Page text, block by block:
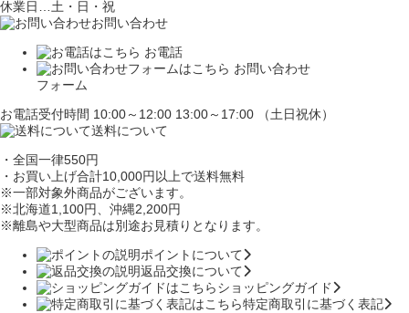
休業日…土・日・祝
お問い合わせ
お電話
お問い合わせ
フォーム
お電話受付時間 10:00～12:00 13:00～17:00 （土日祝休）
送料について
・全国一律550円
・お買い上げ合計10,000円以上で送料無料
※一部対象外商品がございます。
※北海道1,100円 、沖縄2,200円
※離島や大型商品は別途お見積りとなります。
ポイントについて
返品交換について
ショッピングガイド
特定商取引に基づく表記